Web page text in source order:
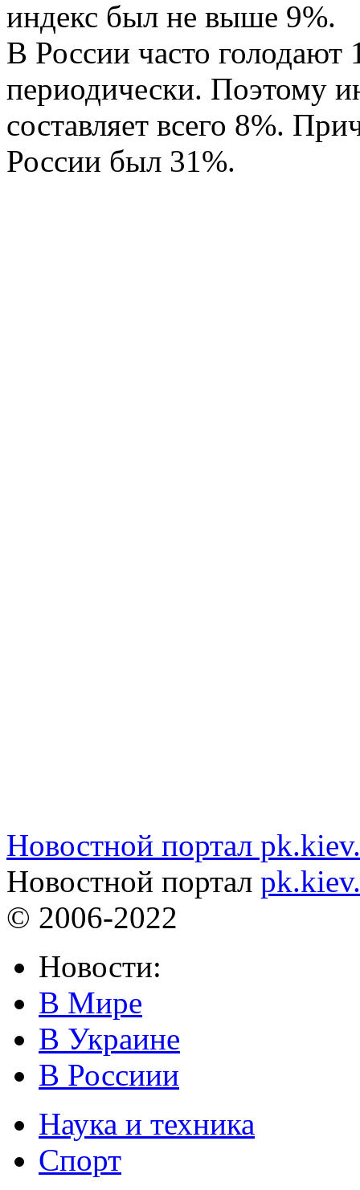
индекс был не выше 9%.
В России часто голодают
периодически. Поэтому
составляет всего 8%.
России был 31%.
Новостной портал
Новостной портал
© 2006-2022
Новости:
В Мире
В Украине
В Россиии
Наука и техника
Спорт